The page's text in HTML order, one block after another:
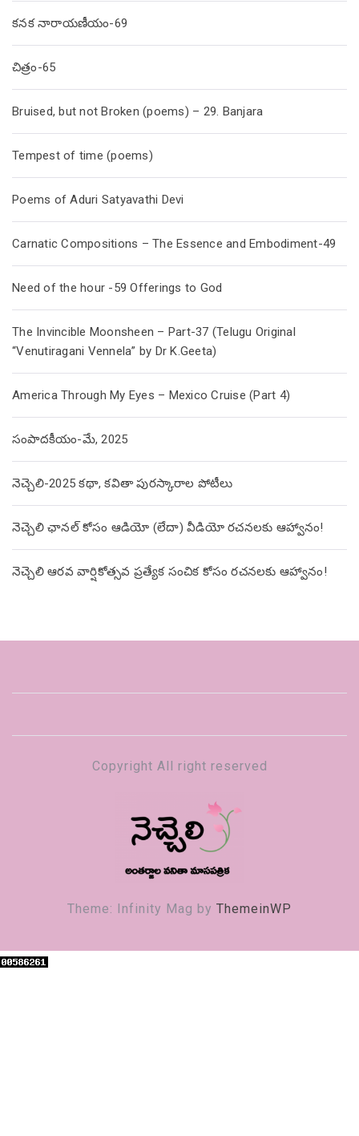
కనక నారాయణీయం-69
చిత్రం-65
Bruised, but not Broken (poems) – 29. Banjara
Tempest of time (poems)
Poems of Aduri Satyavathi Devi
Carnatic Compositions – The Essence and Embodiment-49
Need of the hour -59 Offerings to God
The Invincible Moonsheen – Part-37 (Telugu Original
“Venutiragani Vennela” by Dr K.Geeta)
America Through My Eyes – Mexico Cruise (Part 4)
సంపాదకీయం-మే, 2025
నెచ్చెలి-2025 కథా, కవితా పురస్కారాల పోటీలు
నెచ్చెలి ఛానల్ కోసం ఆడియో (లేదా) వీడియో రచనలకు ఆహ్వానం!
నెచ్చెలి ఆరవ వార్షికోత్సవ ప్రత్యేక సంచిక కోసం రచనలకు ఆహ్వానం!
Copyright All right reserved
Theme: Infinity Mag by ThemeinWP